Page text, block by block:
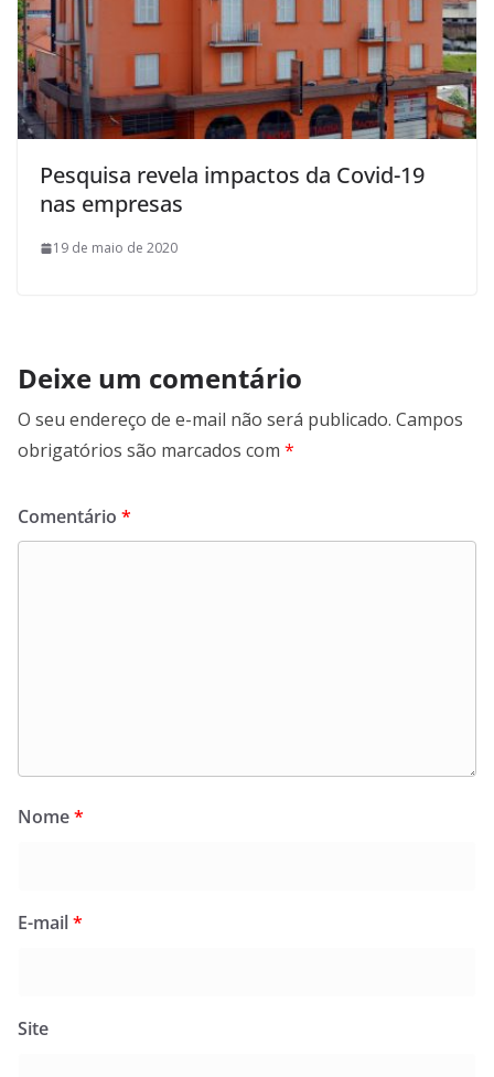
Pesquisa revela impactos da Covid-19
nas empresas
19 de maio de 2020
Deixe um comentário
O seu endereço de e-mail não será publicado. Campos
obrigatórios são marcados com *
Comentário *
Nome*
E-mail*
Site